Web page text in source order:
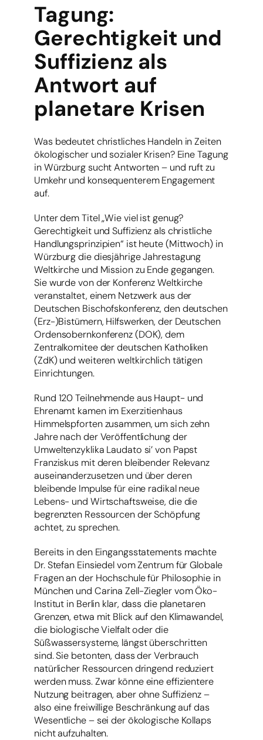
Tagung:
Gerechtigkeit und
Suffizienz als
Antwort auf
planetare Krisen
Was bedeutet christliches Handeln in Zeiten
ökologischer und sozialer Krisen? Eine Tagung
in Würzburg sucht Antworten – und ruft zu
Umkehr und konsequenterem Engagement
auf.
Unter dem Titel „Wie viel ist genug?
Gerechtigkeit und Suffizienz als christliche
Handlungsprinzipien“ ist heute (Mittwoch) in
Würzburg die diesjährige Jahrestagung
Weltkirche und Mission zu Ende gegangen.
Sie wurde von der Konferenz Weltkirche
veranstaltet, einem Netzwerk aus der
Deutschen Bischofskonferenz, den deutschen
(Erz-)Bistümern, Hilfswerken, der Deutschen
Ordensobernkonferenz (DOK), dem
Zentralkomitee der deutschen Katholiken
(ZdK) und weiteren weltkirchlich tätigen
Einrichtungen.
Rund 120 Teilnehmende aus Haupt- und
Ehrenamt kamen im Exerzitienhaus
Himmelspforten zusammen, um sich zehn
Jahre nach der Veröffentlichung der
Umweltenzyklika Laudato si’ von Papst
Franziskus mit deren bleibender Relevanz
auseinanderzusetzen und über deren
bleibende Impulse für eine radikal neue
Lebens- und Wirtschaftsweise, die die
begrenzten Ressourcen der Schöpfung
achtet, zu sprechen.
Bereits in den Eingangsstatements machte
Dr. Stefan Einsiedel vom Zentrum für Globale
Fragen an der Hochschule für Philosophie in
München und Carina Zell-Ziegler vom Öko-
Institut in Berlin klar, dass die planetaren
Grenzen, etwa mit Blick auf den Klimawandel,
die biologische Vielfalt oder die
Süßwassersysteme, längst überschritten
sind. Sie betonten, dass der Verbrauch
natürlicher Ressourcen dringend reduziert
werden muss. Zwar könne eine effizientere
Nutzung beitragen, aber ohne Suffizienz –
also eine freiwillige Beschränkung auf das
Wesentliche – sei der ökologische Kollaps
nicht aufzuhalten.